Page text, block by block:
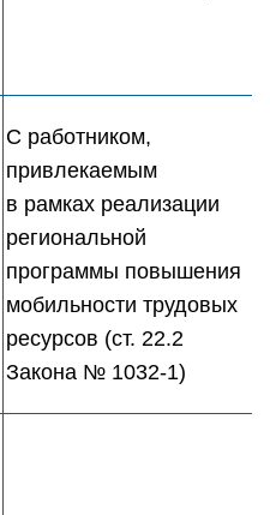
С работником,
привлекаемым
в рамках реализации
региональной
программы повышения
мобильности трудовых
ресурсов (ст. 22.2
Закона № 1032-1)